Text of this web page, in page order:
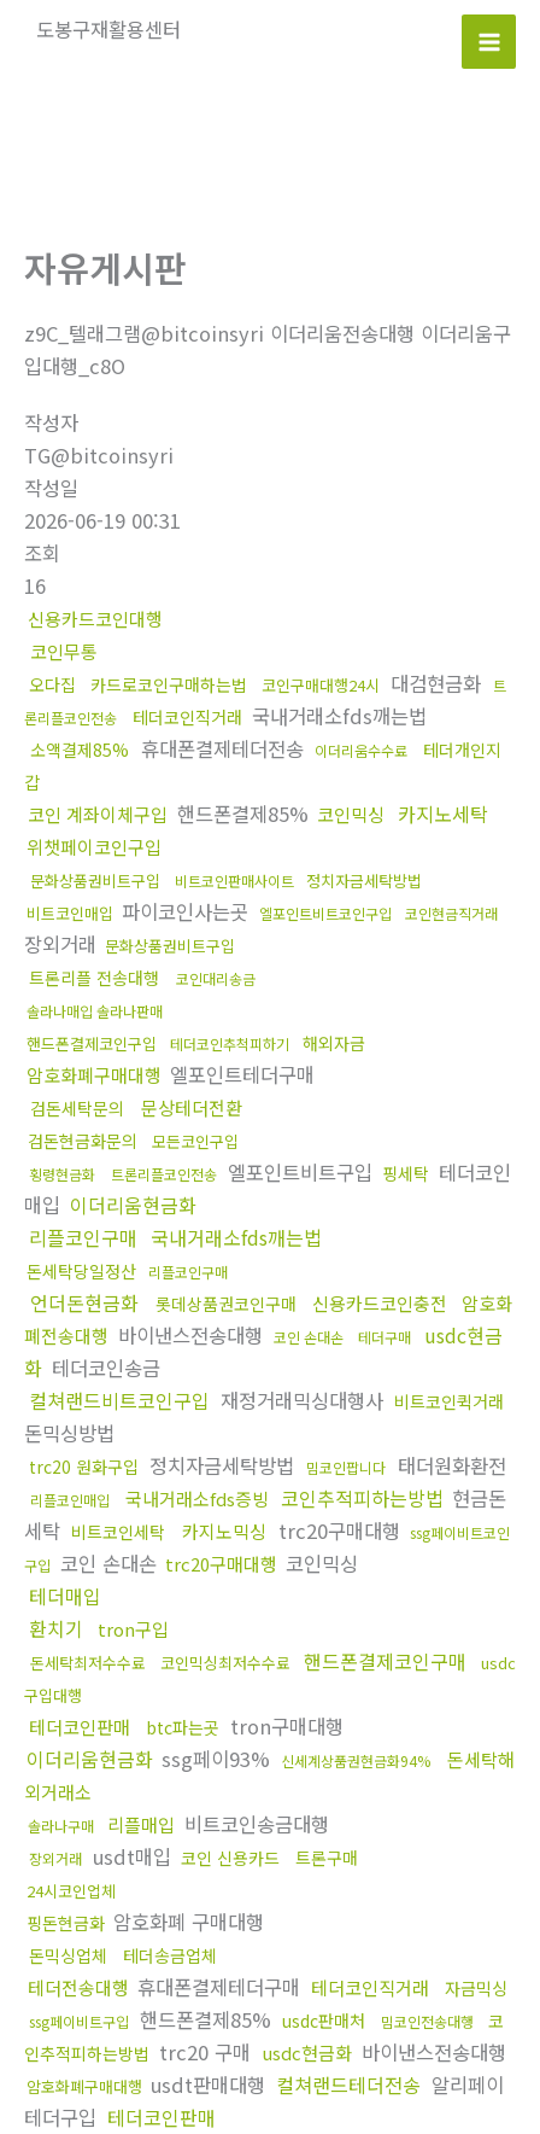
도봉구재활용센터
Main
자유게시판
z9C_텔래그램@bitcoinsyri 이더리움전송대행 이더리움구
입대행_c8O
작성자
TG@bitcoinsyri
작성일
2026-06-19 00:31
조회
16
신용카드코인대행
코인무통
오다집 카드로코인구매하는법 코인구매대행24시 대검현금화
트
론리플코인전송
테더코인직거래 국내거래소fds깨는법
소액결제85% 휴대폰결제테더전송 이더리움수수료
테더개인지
갑
코인 계좌이체구입 핸드폰결제85% 코인믹싱 카지노세탁
위챗페이코인구입
문화상품권비트구입 비트코인판매사이트
정치자금세탁방법
비트코인매입 파이코인사는곳 엘포인트비트코인구입 코인현금직거래
장외거래 문화상품권비트구입
트론리플 전송대행
코인대리송금
솔라나매입 솔라나판매
핸드폰결제코인구입 테더코인추척피하기 해외자금
암호화폐구매대행 엘포인트테더구매
검돈세탁문의 문상테더전환
검돈현금화문의 모든코인구입
횡령현금화 트론리플코인전송 엘포인트비트구입 핑세탁 테더코인
매입 이더리움현금화
리플코인구매 국내거래소fds깨는법
돈세탁당일정산 리플코인구매
언더돈현금화 롯데상품권코인구매 신용카드코인충전
암호화
폐전송대행 바이낸스전송대행 코인 손대손 테더구매
usdc현금
화 테더코인송금
컬쳐랜드비트코인구입 재정거래믹싱대행사 비트코인퀵거래
돈믹싱방법
trc20 원화구입 정치자금세탁방법 밈코인팝니다 태더원화환전
리플코인매입 국내거래소fds증빙 코인추적피하는방법 현금돈
세탁 비트코인세탁 카지노믹싱 trc20구매대행 ssg페이비트코인
구입 코인 손대손 trc20구매대행 코인믹싱
테더매입
환치기
tron구입
돈세탁최저수수료 코인믹싱최저수수료 핸드폰결제코인구매
usdc
구입대행
테더코인판매 btc파는곳 tron구매대행
이더리움현금화 ssg페이93% 신세계상품권현금화94%
돈세탁해
외거래소
솔라나구매 리플매입 비트코인송금대행
장외거래 usdt매입 코인 신용카드 트론구매
24시코인업체
핑돈현금화 암호화폐 구매대행
돈믹싱업체 테더송금업체
테더전송대행 휴대폰결제테더구매 테더코인직거래 자금믹싱
ssg페이비트구입 핸드폰결제85% usdc판매처 밈코인전송대행
코
인추적피하는방법 trc20 구매 usdc현금화 바이낸스전송대행
암호화폐구매대행 usdt판매대행 컬쳐랜드테더전송 알리페이
테더구입 테더코인판매